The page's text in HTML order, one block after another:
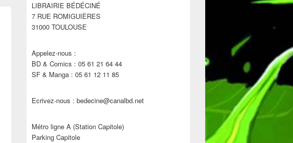
barre
latérale
LIBRAIRIE BÉDÉCINÉ
7 RUE ROMIGUIÈRES
31000 TOULOUSE
Appelez-nous :
BD & Comics : 05 61 21 64 44
SF & Manga : 05 61 12 11 85
Ecrivez-nous : bedecine@canalbd.net
Métro ligne A (Station Capitole)
Parking Capitole